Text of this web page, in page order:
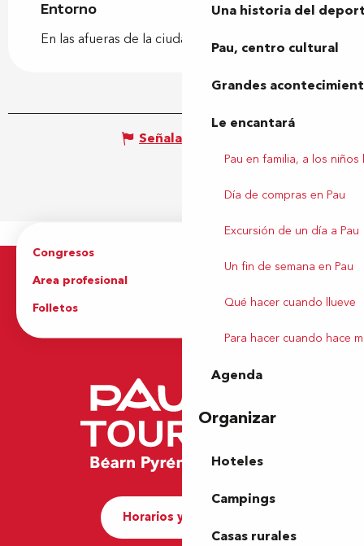
Una historia del
Pau, centro cultural
Grandes
Le encantará
Pau en familia, a los niños
Día de compras en Pau
Excursión de un día a Pau
Un fin de semana en Pau
Qué hacer cuando llueve
Para hacer cuando hace
Agenda
Organizar
Hoteles
Campings
Casas rurales
Entorno
Entorno
En las afueras de la ciudad
Señalar un error
Congresos
Area profesional
Folletos
Oficina de Turismo
Horarios y contacto